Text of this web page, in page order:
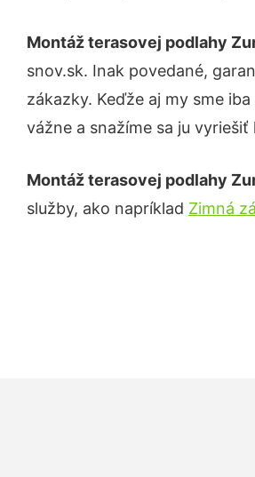
Montáž terasovej podlahy
snov.sk. Inak povedané,
zákazky. Keďže aj my sme
vážne a snažíme sa ju
Montáž terasovej podlahy
služby, ako napríklad Zimná